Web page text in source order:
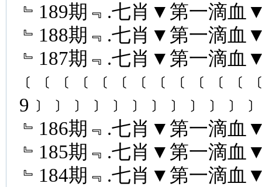
﹄189期﹃.七肖▼第一滴血
﹄188期﹃.七肖▼第一滴血
﹄187期﹃.七肖▼第一滴血
﹄186期﹃.七肖▼第一滴血
﹄185期﹃.七肖▼第一滴血
﹄184期﹃.七肖▼第一滴血